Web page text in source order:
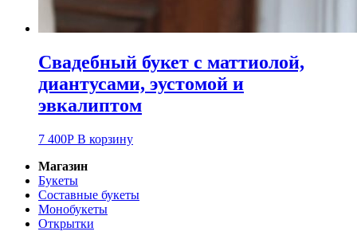
Свадебный букет с маттиолой,
диантусами, эустомой и
эвкалиптом
7 400Р В корзину
Магазин
Букеты
Составные букеты
Монобукеты
Открытки